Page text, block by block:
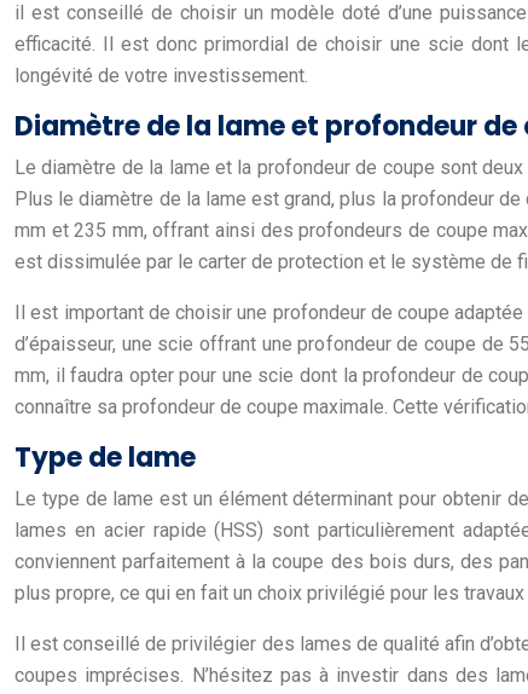
il est conseillé de choisir un modèle doté d’une
efficacité. Il est donc primordial de choisir une scie dont
longévité de votre investissement.
Diamètre de la lame et profondeur de
Le diamètre de la lame et la profondeur de coupe sont
Plus le diamètre de la lame est grand, plus la profondeur
mm et 235 mm, offrant ainsi des profondeurs de coupe
est dissimulée par le carter de protection et le système de
Il est important de choisir une profondeur de coupe
d’épaisseur, une scie offrant une profondeur de coupe de
mm, il faudra opter pour une scie dont la profondeur de
connaître sa profondeur de coupe maximale. Cette
Type de lame
Le type de lame est un élément déterminant pour obtenir
lames en acier rapide (HSS) sont particulièrement
conviennent parfaitement à la coupe des bois durs, des
plus propre, ce qui en fait un choix privilégié pour les
Il est conseillé de privilégier des lames de qualité afin
coupes imprécises. N’hésitez pas à investir dans des